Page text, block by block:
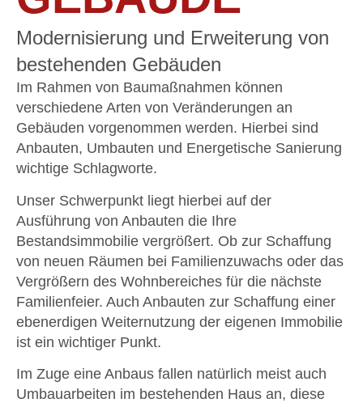
Modernisierung und Erweiterung von
bestehenden Gebäuden
Im Rahmen von Baumaßnahmen können
verschiedene Arten von Veränderungen an
Gebäuden vorgenommen werden. Hierbei sind
Anbauten, Umbauten und Energetische Sanierung
wichtige Schlagworte.
Unser Schwerpunkt liegt hierbei auf der
Ausführung von Anbauten die Ihre
Bestandsimmobilie vergrößert. Ob zur Schaffung
von neuen Räumen bei Familienzuwachs oder das
Vergrößern des Wohnbereiches für die nächste
Familienfeier. Auch Anbauten zur Schaffung einer
ebenerdigen Weiternutzung der eigenen Immobilie
ist ein wichtiger Punkt.
Im Zuge eine Anbaus fallen natürlich meist auch
Umbauarbeiten im bestehenden Haus an, diese